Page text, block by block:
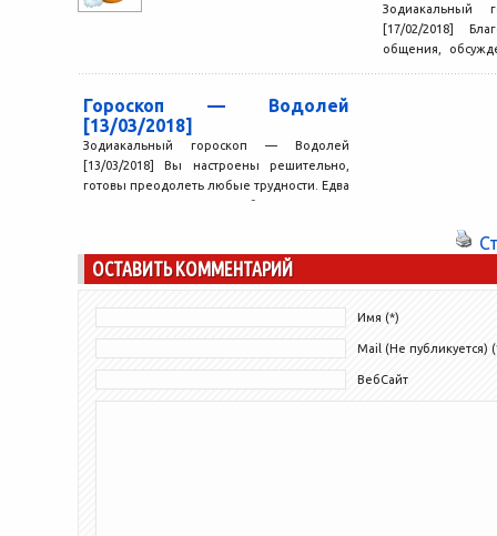
Зодиакальный
[17/02/2018]
общения,
Гороскоп — Водолей
[13/03/2018]
Зодиакальный гороскоп — Водолей
[13/03/2018] Вы настроены решительно,
готовы преодолеть любые трудности. Едва
ли сегодня кто-то сможет сбить вас с...
ОСТАВИТЬ КОММЕНТАРИЙ
Имя (*)
Mail (Не публикуется)
ВебСайт